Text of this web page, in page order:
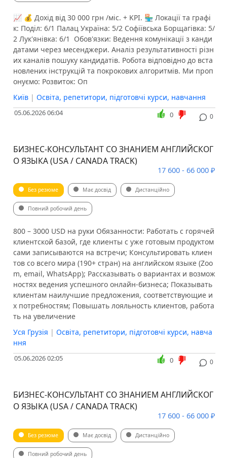
📈 💰 Дохід від 30 000 грн /міс. + KPI. 🏪 Локації та графі
к: Поділ: 6/1 Палац Україна: 5/2 Софіївська Борщагівка: 5/
2 Лук'янівка: 6/1 ️ Обов'язки: Ведення комунікації з канди
датами через месенджери. Аналіз результативності різн
их каналів пошуку кандидатів. Робота відповідно до вста
новлених інструкцій та покрокових алгоритмів. ️Ми проп
онуємо: Розвиток: Оп
Київ | Освіта, репетитори, підготовчі курси, навчання
05.06.2026 06:04 0
0
БИЗНЕС-КОНСУЛЬТАНТ СО ЗНАНИЕМ АНГЛИЙСКОГ
О ЯЗЫКА (USA / CANADA TRACK)
17 600 - 66 000 ₽
Без резюме Має досвід Дистанційно
Повний робочий день
800 – 3000 USD на руки Обязанности: Работать с горячей
клиентской базой, где клиенты с уже готовым продуктом
сами записываются на встречи; Консультировать клиен
тов со всего мира (190+ стран) на английском языке (Zoo
m, email, WhatsApp); Рассказывать о вариантах и возмож
ностях ведения успешного онлайн-бизнеса; Показывать
клиентам наилучшие предложения, соответствующие и
х потребностям; Повышать лояльность клиентов, работа
ть на увеличение
Уся Грузія | Освіта, репетитори, підготовчі курси, навча
ння
05.06.2026 02:05 0
0
БИЗНЕС-КОНСУЛЬТАНТ СО ЗНАНИЕМ АНГЛИЙСКОГ
О ЯЗЫКА (USA / CANADA TRACK)
17 600 - 66 000 ₽
Без резюме Має досвід Дистанційно
Повний робочий день